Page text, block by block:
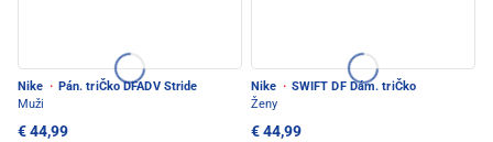
Nike · Pán. triČko DFADV Stride
Muži
€ 44,99
Nike · SWIFT DF Dám. triČko
Ženy
€ 44,99